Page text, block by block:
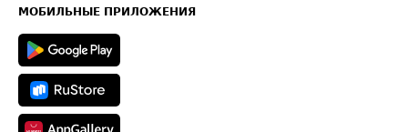
Техническая информация
МОБИЛЬНЫЕ ПРИЛОЖЕНИЯ